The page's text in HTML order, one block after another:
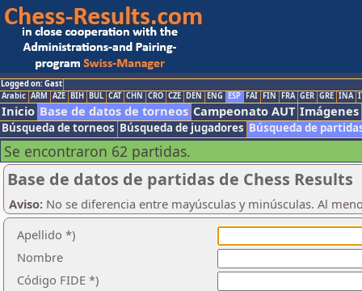
Logged on: Gast
Arabic ARM AZE BIH BUL CAT CHN CRO CZE DEN ENG ESP FAI FIN FRA GER GRE INA
Inicio Base de datos de torneos Campeonato AUT Imágenes
Búsqueda de torneos Búsqueda de jugadores Búsqueda de
Se encontraron 62 partidas.
Base de datos de partidas de Chess Results
Aviso: No se diferencia entre mayúsculas y minúsculas. Al
Apellido *)
Nombre
Código FIDE *)